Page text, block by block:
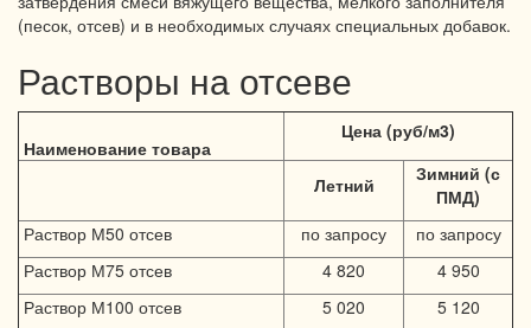
(песок, отсев) и в необходимых случаях специальных добавок.
Растворы на отсеве
Наименование товара
Цена (руб/м3)
Летний
Зимний (с
ПМД)
Раствор М50 отсев
по запросу
по запросу
Раствор М75 отсев
4 820
4 950
Раствор М100 отсев
5 020
5 120